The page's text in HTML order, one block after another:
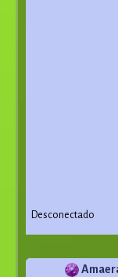
Desconectado